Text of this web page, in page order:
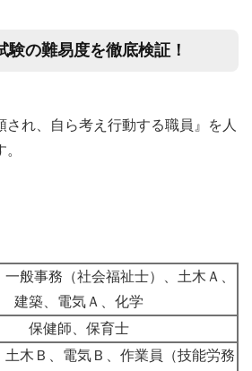
験の難易度を徹底検証！
され、自ら考え行動する職員』を人
般事務（社会福祉士）、土木Ａ、
建築、電気Ａ、化学
保健師、保育士
土木Ｂ、電気Ｂ、作業員（技能労務